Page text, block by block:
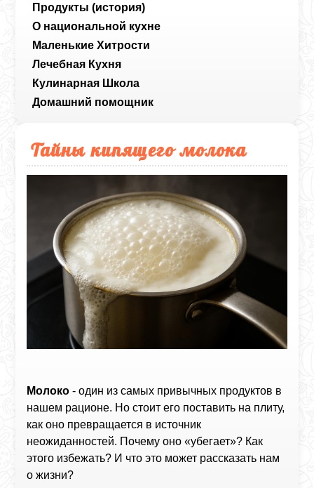
Продукты (история)
О национальной кухне
Маленькие Хитрости
Лечебная Кухня
Кулинарная Школа
Домашний помощник
Тайны кипящего молока
Молоко - один из самых привычных продуктов в
нашем рационе. Но стоит его поставить на плиту,
как оно превращается в источник
неожиданностей. Почему оно «убегает»? Как
этого избежать? И что это может рассказать нам
о жизни?